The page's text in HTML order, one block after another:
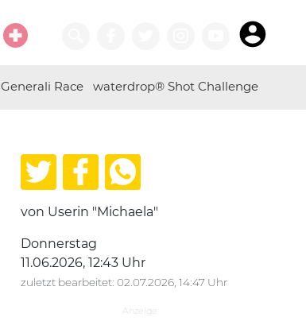
Generali Race waterdrop® Shot Challenge
von Userin "Michaela"
Donnerstag
11.06.2026, 12:43 Uhr
zuletzt bearbeitet: 02.07.2026, 14:47 Uhr